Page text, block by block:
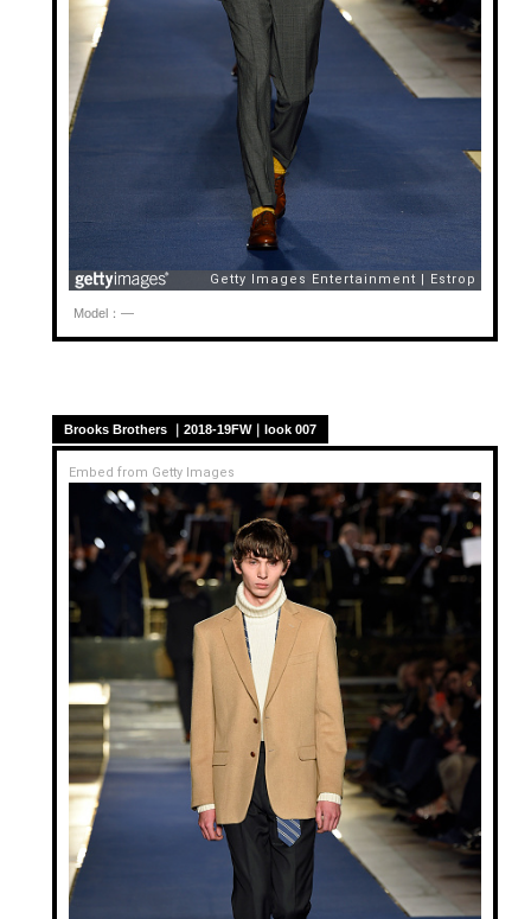
Model：—
Brooks Brothers ｜2018-19FW｜look 007
Embed from Getty Images